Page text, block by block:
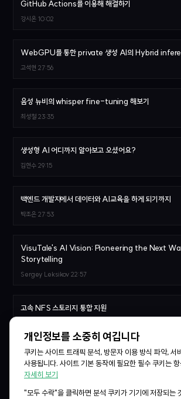
GitHub Actions를 이용해 해결하기
강시온 10:02
WebGPU를 통한 private 생성 AI의 Hybrid
고석현 27:56
음성 뉴비의 whisper fine-tuning 해보기
최성철 23:35
생성형 AI 어디까지 알아보고 오셨어요?
김현수 29:15
백엔드 개발자에서 데이터와 AI교육을 하게 되기까지
박조은 27:53
VisuTale's AI Vision: Pioneering the Next
Storytelling
Sergey Leksikov 22:57
고속 NFS 스토리지 통합 지원
Backend.AI와 AI 반도체
서상현 27:55
개인정보를 소중히 여깁니다
쿠키는 사이트 트래픽 분석, 방문자 이용 방식 파악, 서
사용됩니다. 사이트 기본 동작에 필요한 필수 쿠키는
자세히 보기
"모두 수락"을 클릭하면 분석 쿠키가 기기에 저장되는